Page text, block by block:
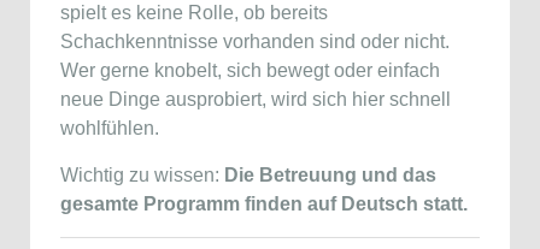
spielt es keine Rolle, ob bereits
Schachkenntnisse vorhanden sind oder nicht.
Wer gerne knobelt, sich bewegt oder einfach
neue Dinge ausprobiert, wird sich hier schnell
wohlfühlen.
Wichtig zu wissen: Die Betreuung und das
gesamte Programm finden auf Deutsch statt.